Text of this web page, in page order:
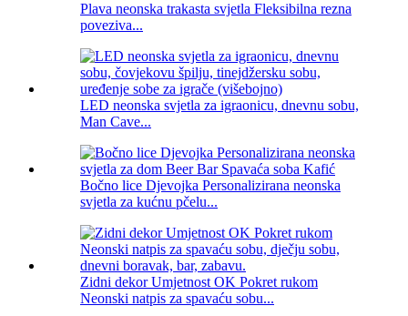
Plava neonska trakasta svjetla Fleksibilna rezna
poveziva...
LED neonska svjetla za igraonicu, dnevnu sobu,
Man Cave...
Bočno lice Djevojka Personalizirana neonska
svjetla za kućnu pčelu...
Zidni dekor Umjetnost OK Pokret rukom
Neonski natpis za spavaću sobu...